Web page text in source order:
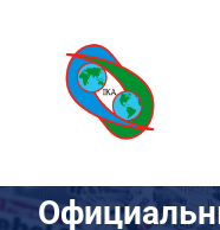
content